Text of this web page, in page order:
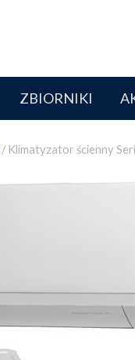
ZBIORNIKI
/ Klimatyzator ścienny